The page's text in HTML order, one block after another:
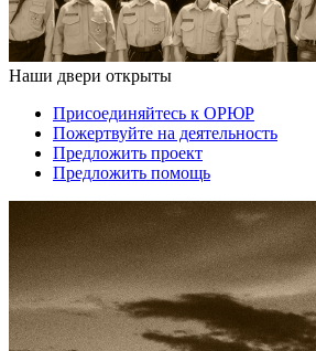
Наши двери открыты
Присоединяйтесь к ОРЮР
Пожертвуйте на деятельность
Предложить проект
Предложить помощь